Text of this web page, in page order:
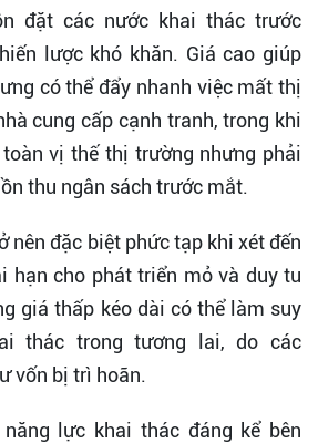
đặt các nước khai thác trước
lược khó khăn. Giá cao giúp
có thể đẩy nhanh việc mất thị
cung cấp cạnh tranh, trong khi
vị thế thị trường nhưng phải
thu ngân sách trước mắt.
nên đặc biệt phức tạp khi xét đến
hạn cho phát triển mỏ và duy tu
giá thấp kéo dài có thể làm suy
thác trong tương lai, do các
vốn bị trì hoãn.
lực khai thác đáng kể bên